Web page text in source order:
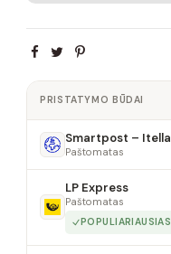
PRISTATYMO BŪDAI
Smartpost – Itella
Paštomatas
LP Express
Paštomatas
POPULIARIAUSIAS